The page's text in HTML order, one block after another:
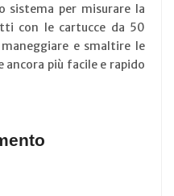
sistema per misurare la
con le cartucce da 50
e smaltire le
ancora più facile e rapido